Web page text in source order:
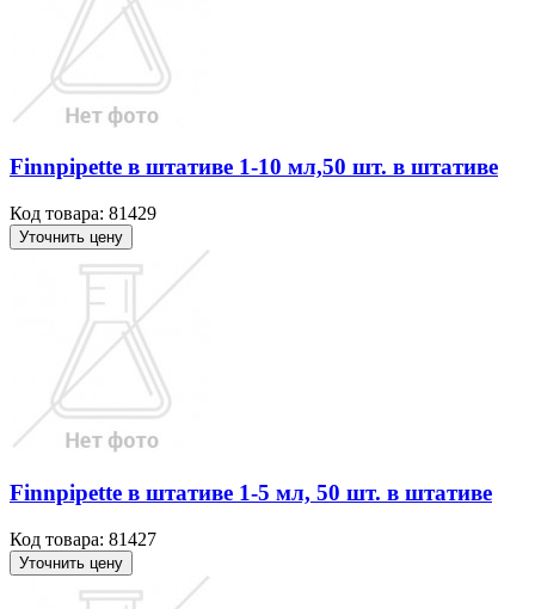
Finnpipette в штативе 1-10 мл,50 шт. в штативе
Код товара: 81429
Уточнить цену
Finnpipette в штативе 1-5 мл, 50 шт. в штативе
Код товара: 81427
Уточнить цену